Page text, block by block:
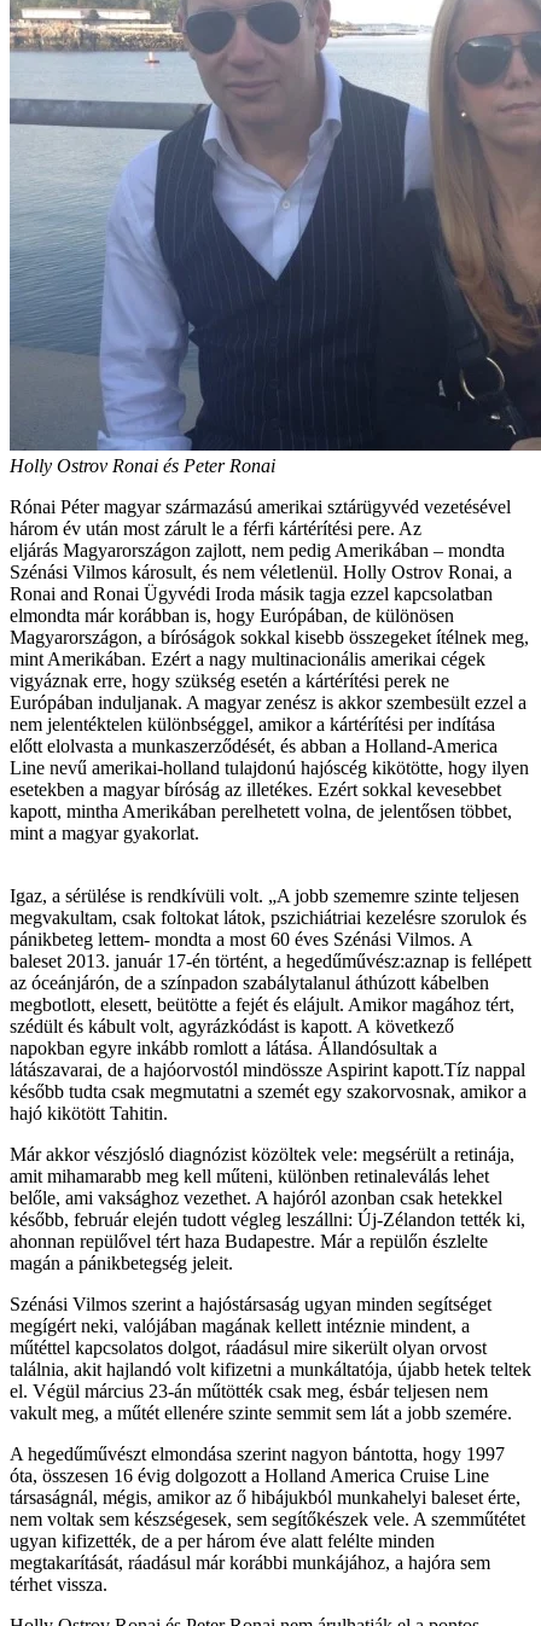
Holly Ostrov Ronai és Peter Ronai
Rónai Péter magyar származású amerikai sztárügyvéd vezetésével
három év után most zárult le a férfi kártérítési pere. Az
eljárás Magyarországon zajlott, nem pedig Amerikában – mondta
Szénási Vilmos károsult, és nem véletlenül. Holly Ostrov Ronai, a
Ronai and Ronai Ügyvédi Iroda másik tagja ezzel kapcsolatban
elmondta már korábban is, hogy Európában, de különösen
Magyarországon, a bíróságok sokkal kisebb összegeket ítélnek meg,
mint Amerikában. Ezért a nagy multinacionális amerikai cégek
vigyáznak erre, hogy szükség esetén a kártérítési perek ne
Európában induljanak. A magyar zenész is akkor szembesült ezzel a
nem jelentéktelen különbséggel, amikor a kártérítési per indítása
előtt elolvasta a munkaszerződését, és abban a Holland-America
Line nevű amerikai-holland tulajdonú hajóscég kikötötte, hogy ilyen
esetekben a magyar bíróság az illetékes. Ezért sokkal kevesebbet
kapott, mintha Amerikában perelhetett volna, de jelentősen többet,
mint a magyar gyakorlat.
Igaz, a sérülése is rendkívüli volt. „A jobb szememre szinte teljesen
megvakultam, csak foltokat látok, pszichiátriai kezelésre szorulok és
pánikbeteg lettem- mondta a most 60 éves Szénási Vilmos. A
baleset 2013. január 17-én történt, a hegedűművész:aznap is fellépett
az óceánjárón, de a színpadon szabálytalanul áthúzott kábelben
megbotlott, elesett, beütötte a fejét és elájult. Amikor magához tért,
szédült és kábult volt, agyrázkódást is kapott. A következő
napokban egyre inkább romlott a látása. Állandósultak a
látászavarai, de a hajóorvostól mindössze Aspirint kapott.Tíz nappal
később tudta csak megmutatni a szemét egy szakorvosnak, amikor a
hajó kikötött Tahitin.
Már akkor vészjósló diagnózist közöltek vele: megsérült a retinája,
amit mihamarabb meg kell műteni, különben retinaleválás lehet
belőle, ami vaksághoz vezethet. A hajóról azonban csak hetekkel
később, február elején tudott végleg leszállni: Új-Zélandon tették ki,
ahonnan repülővel tért haza Budapestre. Már a repülőn észlelte
magán a pánikbetegség jeleit.
Szénási Vilmos szerint a hajóstársaság ugyan minden segítséget
megígért neki, valójában magának kellett intéznie mindent, a
műtéttel kapcsolatos dolgot, ráadásul mire sikerült olyan orvost
találnia, akit hajlandó volt kifizetni a munkáltatója, újabb hetek teltek
el. Végül március 23-án műtötték csak meg, ésbár teljesen nem
vakult meg, a műtét ellenére szinte semmit sem lát a jobb szemére.
A hegedűművészt elmondása szerint nagyon bántotta, hogy 1997
óta, összesen 16 évig dolgozott a Holland America Cruise Line
társaságnál, mégis, amikor az ő hibájukból munkahelyi baleset érte,
nem voltak sem készségesek, sem segítőkészek vele. A szemműtétet
ugyan kifizették, de a per három éve alatt felélte minden
megtakarítását, ráadásul már korábbi munkájához, a hajóra sem
térhet vissza.